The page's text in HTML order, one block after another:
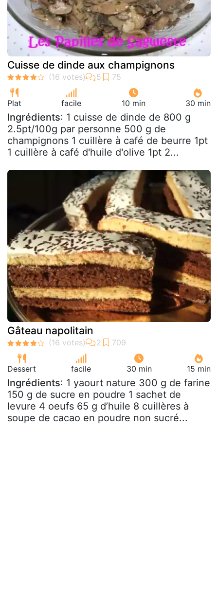
Cuisse de dinde aux champignons
Plat facile 10 min 30 min
Ingrédients: 1 cuisse de dinde de 800 g
2.5pt/100g par personne 500 g de
champignons 1 cuillère à café de beurre 1pt
1 cuillère à café d'huile d'olive 1pt 2...
Gâteau napolitain
Dessert facile 30 min 15 min
Ingrédients: 1 yaourt nature 300 g de farine
150 g de sucre en poudre 1 sachet de
levure 4 oeufs 65 g d’huile 8 cuillères à
soupe de cacao en poudre non sucré...